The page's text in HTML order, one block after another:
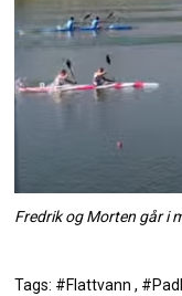
Fredrik og Morten går i
Tags: #Flattvann ,